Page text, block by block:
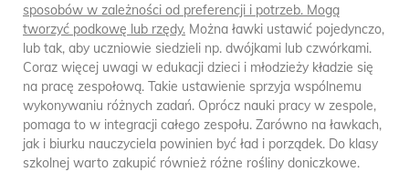
sposobów w zależności od preferencji i potrzeb. Mogą
tworzyć podkowę lub rzędy. Można ławki ustawić pojedynczo,
lub tak, aby uczniowie siedzieli np. dwójkami lub czwórkami.
Coraz więcej uwagi w edukacji dzieci i młodzieży kładzie się
na pracę zespołową. Takie ustawienie sprzyja wspólnemu
wykonywaniu różnych zadań. Oprócz nauki pracy w zespole,
pomaga to w integracji całego zespołu. Zarówno na ławkach,
jak i biurku nauczyciela powinien być ład i porządek. Do klasy
szkolnej warto zakupić również różne rośliny doniczkowe.